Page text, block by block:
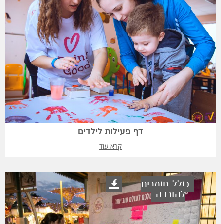
דף פעילות לילדים
קרא עוד
כולל חומרים
להורדה